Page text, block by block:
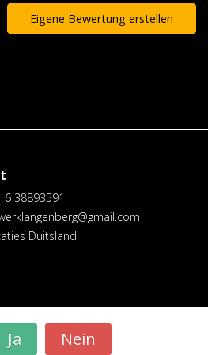
Eigene Bewertung erstellen
6 38893591
Duitsland
Ja Nein